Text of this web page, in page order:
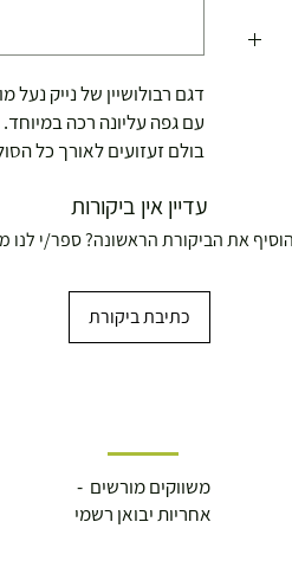
דגם רבולושיין של נייק
עם גפה עליונה רכה במיוחד.
בולם זעזועים לאורך כל
עדיין אין ביקורות
את הביקורת הראשונה? ספר/י לנו
כתיבת ביקורת
משווקים מורשים -
אחריות יבואן רשמי